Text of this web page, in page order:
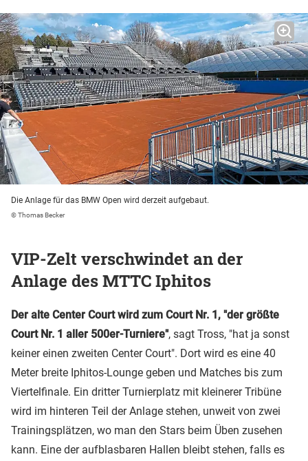
Die Anlage für das BMW Open wird derzeit aufgebaut.
© Thomas Becker
VIP-Zelt verschwindet an der
Anlage des MTTC Iphitos
Der alte Center Court wird zum Court Nr. 1, "der größte
Court Nr. 1 aller 500er-Turniere", sagt Tross, "hat ja sonst
keiner einen zweiten Center Court". Dort wird es eine 40
Meter breite Iphitos-Lounge geben und Matches bis zum
Viertelfinale. Ein dritter Turnierplatz mit kleinerer Tribüne
wird im hinteren Teil der Anlage stehen, unweit von zwei
Trainingsplätzen, wo man den Stars beim Üben zusehen
kann. Eine der aufblasbaren Hallen bleibt stehen, falls es